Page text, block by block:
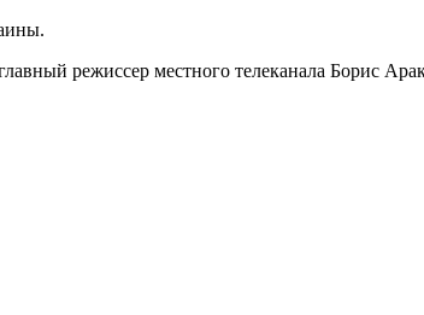
режиссер местного телеканала Борис